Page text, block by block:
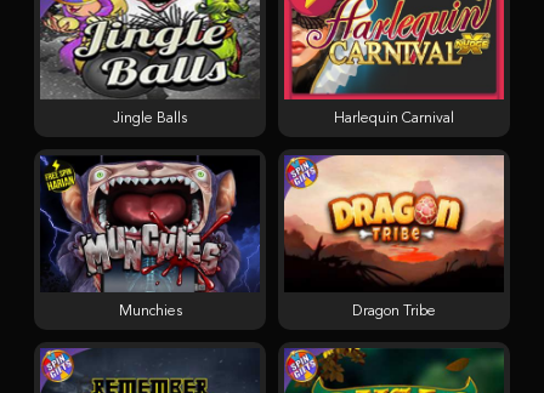
Munchies Dragon Tribe
Jingle Balls Harlequin Carnival